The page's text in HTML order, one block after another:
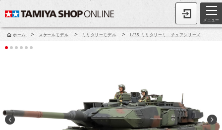
メニュー
ホーム > スケールモデル > ミリタリーモデル > 1/35 ミリタリーミニチュアシリーズ